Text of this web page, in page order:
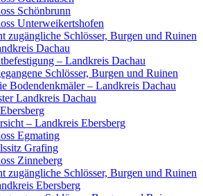
Schönbrunn
Unterweikertshofen
zugängliche Schlösser, Burgen und Ruinen
Dachau
– Landkreis Dachau
Schlösser, Burgen und Ruinen
Bodendenkmäler – Landkreis Dachau
Landkreis Dachau
– Landkreis Ebersberg
Egmating
Grafing
Zinneberg
zugängliche Schlösser, Burgen und Ruinen
Ebersberg